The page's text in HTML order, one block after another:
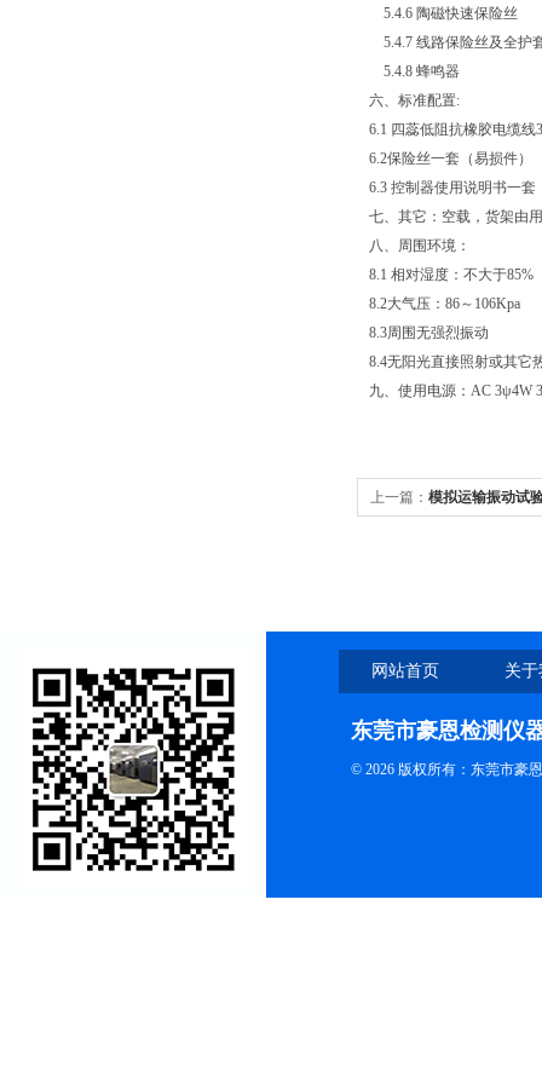
5.4.6 陶磁快速保险丝
5.4.7 线路保险丝及全护
5.4.8 蜂鸣器
六、标准配置:
6.1 四蕊低阻抗橡胶电缆线
6.2保险丝一套（易损件）
6.3 控制器使用说明书一套
七、其它：空载，货架由
八、周围环境：
8.1 相对湿度：不大于85%
8.2大气压：86～106Kpa
8.3周围无强烈振动
8.4无阳光直接照射或其它
九、使用电源：AC 3ψ4W
上一篇： 模拟运输振动试
网站首页 关
东莞市豪恩检测仪
© 2026 版权所有：东莞市豪